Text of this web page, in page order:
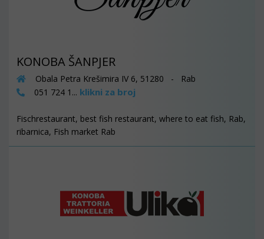
KONOBA ŠANPJER
Obala Petra Krešimira IV 6, 51280 - Rab
051 724 1... klikni za broj
Fischrestaurant, best fish restaurant, where to eat fish, Rab,
ribarnica, Fish market Rab